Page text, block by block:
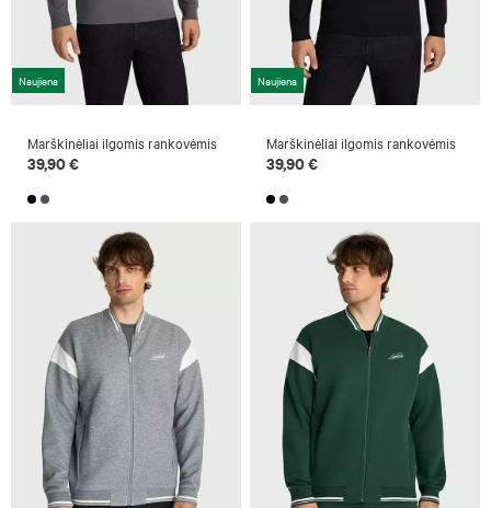
Naujiena
Marškinėliai ilgomis rankovėmis
39,90 €
Naujiena
Marškinėliai ilgomis rankovėmis
39,90 €